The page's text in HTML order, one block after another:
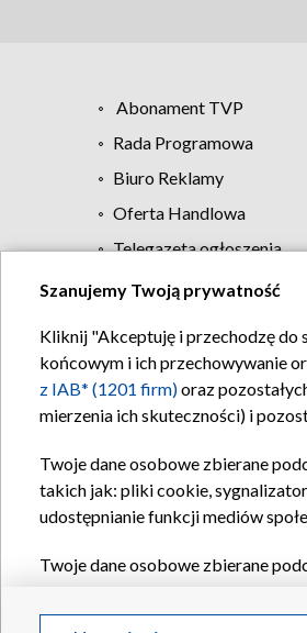
Abonament TVP
Rada Programowa
Biuro Reklamy
Oferta Handlowa
Telegazeta ogłoszenia
Szanujemy Twoją prywatność
Kliknij "Akceptuję i przechodzę do
końcowym i ich przechowywanie
z IAB* (1201 firm)oraz
mierzenia ich skuteczności) i
Twoje dane osobowe zbierane
takich jak: pliki cookie,
udostępnianie funkcji mediów
Twoje dane osobowe zbierane
Partnerów TVPdla realizacji